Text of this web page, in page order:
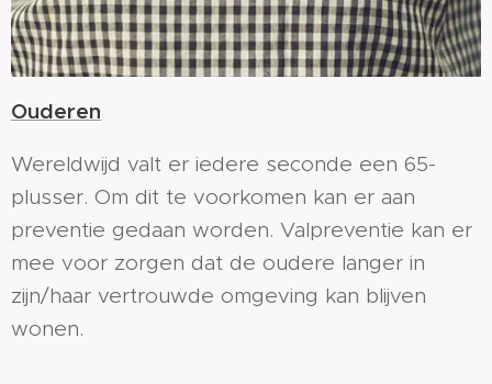
Ouderen
Wereldwijd valt er iedere seconde een 65-
plusser. Om dit te voorkomen kan er aan
preventie gedaan worden. Valpreventie kan er
mee voor zorgen dat de oudere langer in
zijn/haar vertrouwde omgeving kan blijven
wonen.